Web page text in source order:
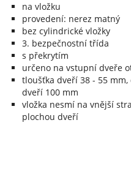
na vložku
provedení: nerez matný
bez cylindrické vložky
3. bezpečnostní třída
s překrytím
určeno na vstupní dveře
tloušťka dveří 38 - 55
dveří 100 mm
vložka nesmí na vnější
plochou dveří